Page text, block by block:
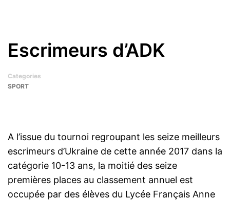
Escrimeurs d’ADK
Categories
SPORT
A l’issue du tournoi regroupant les seize meilleurs
escrimeurs d’Ukraine de cette année 2017 dans la
catégorie 10-13 ans, la moitié des seize
premières places au classement annuel est
occupée par des élèves du Lycée Français Anne